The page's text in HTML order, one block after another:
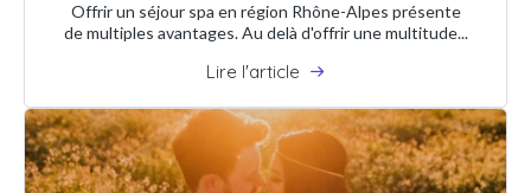
Offrir un séjour spa en région Rhône-Alpes présente
de multiples avantages. Au delà d'offrir une multitude...
Lire l'article